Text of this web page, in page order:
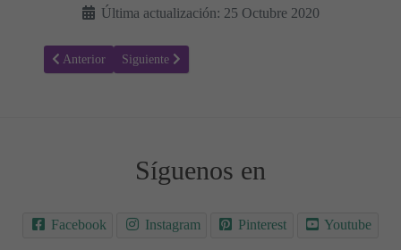
Última actualización: 25 Octubre 2020
Artículo anterior: Semanas 16 a 18 de embarazo
Anterior Artículo siguiente: Semana 12 de embarazo: Parece
Siguiente
Síguenos en
Facebook Instagram Pinterest Youtube